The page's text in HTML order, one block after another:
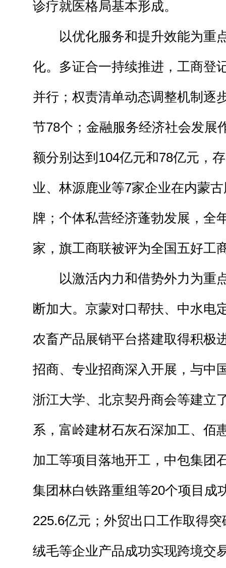
诊疗就医格局基本形成。
以优化服务和提升效能为重
化。多证合一持续推进，工商登
并行；权责清单动态调整机制逐
节78个；金融服务经济社会发展
额分别达到104亿元和78亿元，
业、林源鹿业等7家企业在内蒙
牌；个体私营经济蓬勃发展，全
家，旗工商联被评为全国五好工
以激活内力和借势外力为重
断加大。京蒙对口帮扶、中水电
农畜产品展销平台搭建取得积极
招商、专业招商深入开展，与中
浙江大学、北京契丹商会等建立
系，富岭建材石灰石深加工、佰
加工等项目落地开工，中包集团
集团林白铁路重组等20个项目成
225.6亿元；外贸出口工作取得
绒毛等企业产品成功实现跨境交